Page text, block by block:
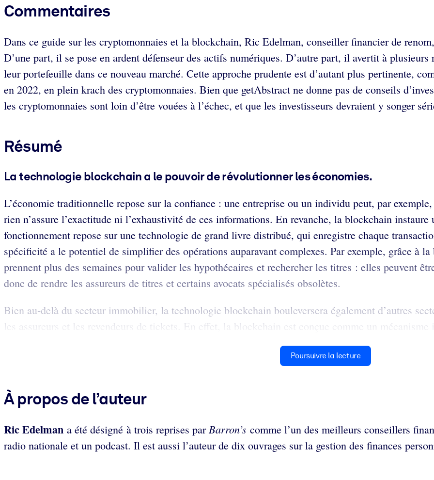
Commentaires
Dans ce guide sur les cryptomonnaies et la blockchain, Ric Edelman, conseiller financier de
D’une part, il se pose en ardent défenseur des actifs numériques. D’autre part, il avertit à plusieurs
leur portefeuille dans ce nouveau marché. Cette approche prudente est d’autant plus pertinente,
en 2022, en plein krach des cryptomonnaies. Bien que getAbstract ne donne pas de conseils
les cryptomonnaies sont loin d’être vouées à l’échec, et que les investisseurs devraient y songer
Résumé
La technologie blockchain a le pouvoir de révolutionner les économies.
L’économie traditionnelle repose sur la confiance : une entreprise ou un individu peut, par
rien n’assure l’exactitude ni l’exhaustivité de ces informations. En revanche, la blockchain
fonctionnement repose sur une technologie de grand livre distribué, qui enregistre chaque
spécificité a le potentiel de simplifier des opérations auparavant complexes. Par exemple, grâce à
prennent plus des semaines pour valider les hypothécaires et rechercher les titres : elles peuvent
donc de rendre les assureurs de titres et certains avocats spécialisés obsolètes.
Bien au-delà du secteur immobilier, la technologie blockchain bouleversera également d’autres
les assureurs et les revendeurs de tickets. En effet, la blockchain est conçue comme un
Poursuivre la lecture
À propos de l’auteur
Ric Edelman a été désigné à trois reprises parBarron’s comme l’un des meilleurs conseillers
radio nationale et un podcast. Il est aussi l’auteur de dix ouvrages sur la gestion des finances